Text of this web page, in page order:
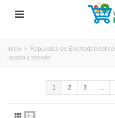
Inicio > Repuestos de
lavado y secado
1 2 3 ...